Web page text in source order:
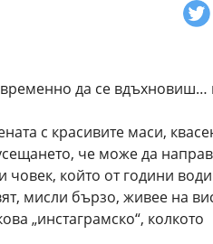
да се вдъхновиш…
с красивите маси,
че може да
човек, който от години води
мисли бързо, живее на
„инстаграмско“, колкото